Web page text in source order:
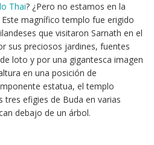
Thai? ¿Pero no estamos en la
Este magnífico templo fue erigido
que visitaron Sarnath en el
sus preciosos jardines, fuentes
loto y por una gigantesca imagen
en una posición de
estatua, el templo
tres efigies de Buda en varias
debajo de un árbol.